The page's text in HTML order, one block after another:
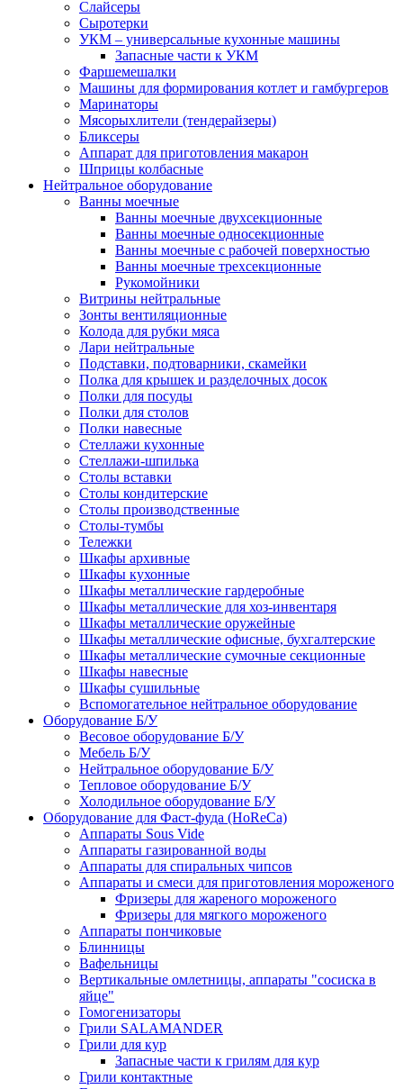
Слайсеры
Сыротерки
УКМ – универсальные кухонные машины
Запасные части к УКМ
Фаршемешалки
Машины для формирования котлет и гамбургеров
Маринаторы
Мясорыхлители (тендерайзеры)
Бликсеры
Аппарат для приготовления макарон
Шприцы колбасные
Нейтральное оборудование
Ванны моечные
Ванны моечные двухсекционные
Ванны моечные односекционные
Ванны моечные с рабочей поверхностью
Ванны моечные трехсекционные
Рукомойники
Витрины нейтральные
Зонты вентиляционные
Колода для рубки мяса
Лари нейтральные
Подставки, подтоварники, скамейки
Полка для крышек и разделочных досок
Полки для посуды
Полки для столов
Полки навесные
Стеллажи кухонные
Стеллажи-шпилька
Столы вставки
Столы кондитерские
Столы производственные
Столы-тумбы
Тележки
Шкафы архивные
Шкафы кухонные
Шкафы металлические гардеробные
Шкафы металлические для хоз-инвентаря
Шкафы металлические оружейные
Шкафы металлические офисные, бухгалтерские
Шкафы металлические сумочные секционные
Шкафы навесные
Шкафы сушильные
Вспомогательное нейтральное оборудование
Оборудование Б/У
Весовое оборудование Б/У
Мебель Б/У
Нейтральное оборудование Б/У
Тепловое оборудование Б/У
Холодильное оборудование Б/У
Оборудование для Фаст-фуда (HoReCa)
Аппараты Sous Vide
Аппараты газированной воды
Аппараты для спиральных чипсов
Аппараты и смеси для приготовления мороженого
Фризеры для жареного мороженого
Фризеры для мягкого мороженого
Аппараты пончиковые
Блинницы
Вафельницы
Вертикальные омлетницы, аппараты "сосиска в
яйце"
Гомогенизаторы
Грили SALAMANDER
Грили для кур
Запасные части к грилям для кур
Грили контактные